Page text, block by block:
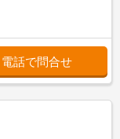
電話で問合せ